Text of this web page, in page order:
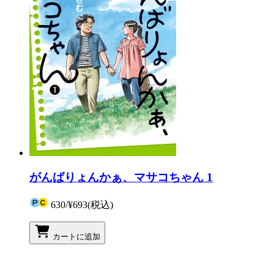
がんばりょんかぁ、マサコちゃん 1
630/¥693(税込)
カートに追加